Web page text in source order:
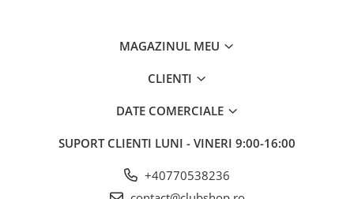
MAGAZINUL MEU
CLIENTI
DATE COMERCIALE
SUPORT CLIENTI LUNI - VINERI 9:00-16:00
+40770538236